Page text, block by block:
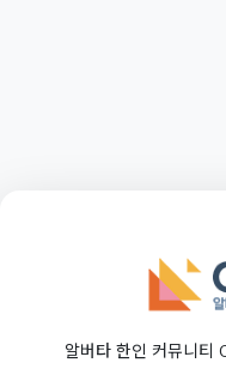
알버타 한인 커뮤니티